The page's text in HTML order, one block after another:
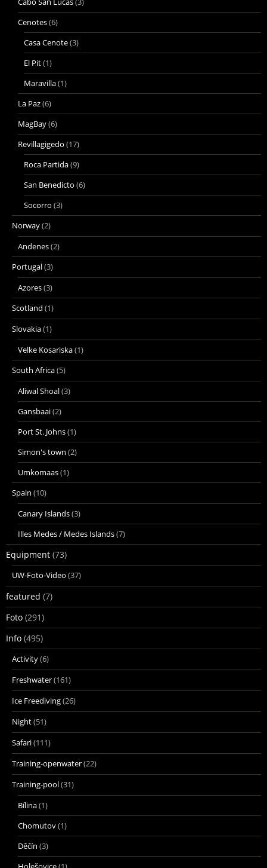
Cenotes(6)
Casa Cenote(3)
El Pit(1)
Maravilla(1)
La Paz(6)
MagBay(6)
Revillagigedo (17)
Roca Partida(9)
San Benedicto (6)
Socorro (3)
Norway(2)
Andenes(2)
Portugal(3)
Azores(3)
Scotland (1)
Slovakia(1)
Velke Kosariska(1)
South Africa(5)
Aliwal Shoal(3)
Gansbaai(2)
Port St. Johns(1)
Simon's town (2)
Umkomaas(1)
Spain (10)
Canary Islands(3)
Illes Medes / Medes Islands(7)
Equipment (73)
UW-Foto-Video (37)
featured (7)
Foto (291)
Info (495)
Activity(6)
Freshwater(161)
Ice Freediving(26)
Night(51)
Safari(111)
Training-openwater(22)
Training-pool(31)
Bílina(1)
Chomutov(1)
Děčín (3)